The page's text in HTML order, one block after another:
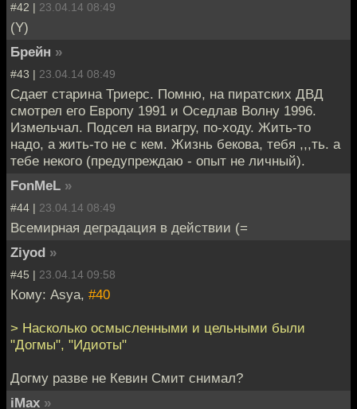
#42 | 23.04.14 08:49
(Y)
Брейн »
#43 | 23.04.14 08:49
Сдает старина Триерс. Помню, на пиратских ДВД
смотрел его Европу 1991 и Оседлав Волну 1996.
Измельчал. Подсел на виагру, по-ходу. Жить-то
надо, а жить-то не с кем. Жизнь бекова, тебя ,,,ть. а
тебе некого (предупреждаю - опыт не личный).
FonMeL »
#44 | 23.04.14 08:49
Всемирная деградация в действии (=
Ziyod »
#45 | 23.04.14 09:58
Кому: Asya, #40
> Насколько осмысленными и цельными были
"Догмы", "Идиоты"
Догму разве не Кевин Смит снимал?
iMax »